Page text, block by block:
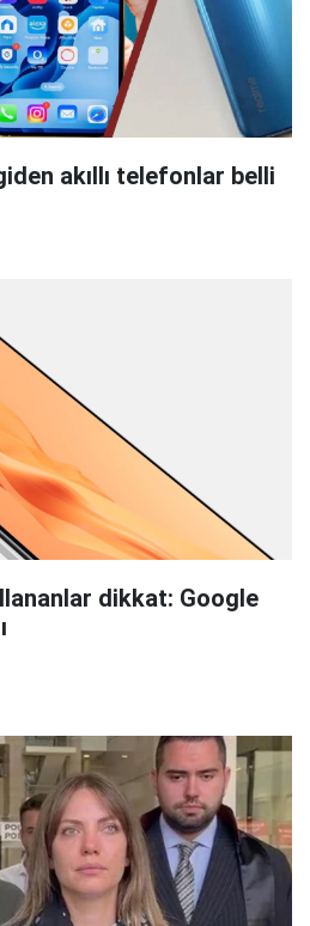
akıllı telefonlar belli
dikkat: Google